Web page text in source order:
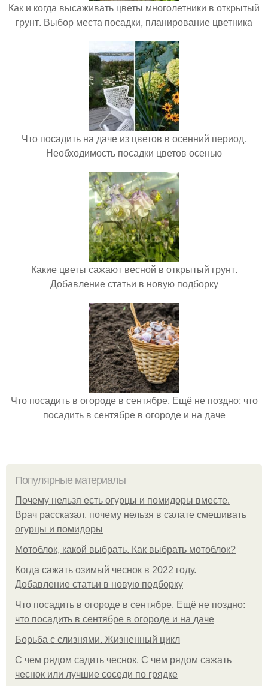
Как и когда высаживать цветы многолетники в открытый
грунт. Выбор места посадки, планирование цветника
Что посадить на даче из цветов в осенний период.
Необходимость посадки цветов осенью
Какие цветы сажают весной в открытый грунт.
Добавление статьи в новую подборку
Что посадить в огороде в сентябре. Ещё не поздно: что
посадить в сентябре в огороде и на даче
Популярные материалы
Почему нельзя есть огурцы и помидоры вместе.
Врач рассказал, почему нельзя в салате смешивать
огурцы и помидоры
Мотоблок, какой выбрать. Как выбрать мотоблок?
Когда сажать озимый чеснок в 2022 году.
Добавление статьи в новую подборку
Что посадить в огороде в сентябре. Ещё не поздно:
что посадить в сентябре в огороде и на даче
Борьба с слизнями. Жизненный цикл
С чем рядом садить чеснок. С чем рядом сажать
чеснок или лучшие соседи по грядке